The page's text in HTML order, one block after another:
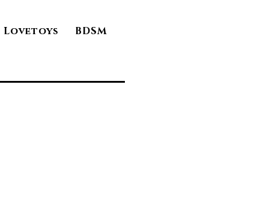
Lovetoys BDSM